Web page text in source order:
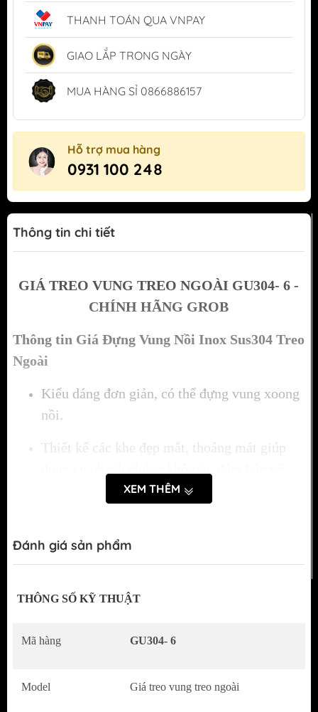
THANH TOÁN QUA VNPAY
GIAO LẮP TRONG NGÀY
MUA HÀNG SỈ 0866886157
Hỗ trợ mua hàng
0931 100 248
Thông tin chi tiết
GIÁ TREO VUNG TREO NGOÀI GU304- 6 -
CHÍNH HÃNG GROB
Thông tin Giá Đựng Vung Nồi Inox Sus304 Treo
Ngoài
Kiểu dáng đơn giản, có thể đựng vung xoong
nồi.
Thiết kế các khe đẹp mắt, thoáng mát giúp
sang trọng và tiện nghi.
thời gian.
đũa, muỗ
XEM THÊM
Đánh giá sản phẩm
THÔNG SỐ KỸ THUẬT
Mã hàng GU304- 6
Model Giá treo vung treo ngoài